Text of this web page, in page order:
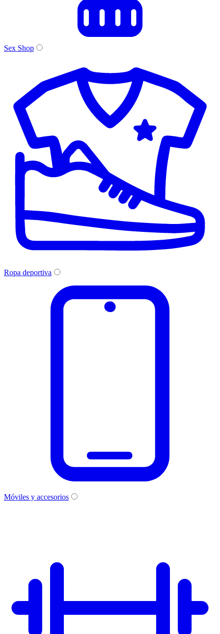
Sex Shop
Ropa deportiva
Móviles y accesorios